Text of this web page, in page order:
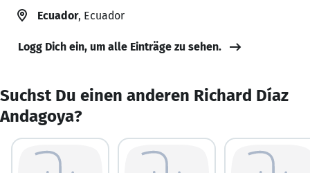
Ecuador, Ecuador
Logg Dich ein, um alle Einträge zu sehen.
Suchst Du einen anderen Richard Díaz
Andagoya?